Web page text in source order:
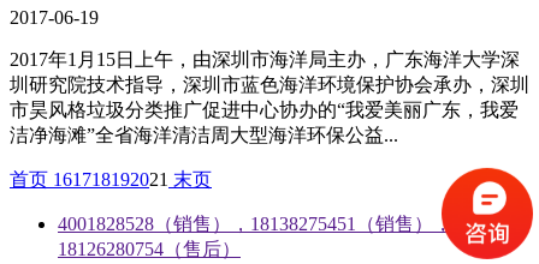
2017-06-19
2017年1月15日上午，由深圳市海洋局主办，广东海洋大学深
圳研究院技术指导，深圳市蓝色海洋环境保护协会承办，深圳
市昊风格垃圾分类推广促进中心协办的“我爱美丽广东，我爱
洁净海滩”全省海洋清洁周大型海洋环保公益...
首页 161718192021 末页
4001828528（销售），18138275451（销售），
18126280754（售后）